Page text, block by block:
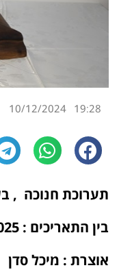
19:28
10/12/2024
תערוכת חנוכה ,
בין התאריכים : 8.12.2024-15.1.2025
אוצרת : מיכל סדן